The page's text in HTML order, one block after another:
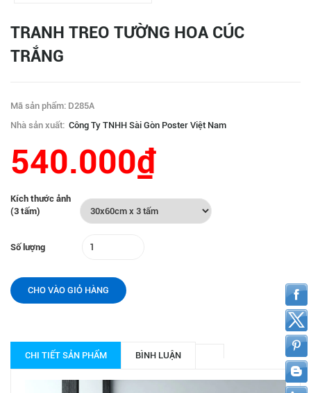
TRANH TREO TƯỜNG HOA CÚC
TRẮNG
Mã sản phẩm: D285A
Nhà sản xuất: Công Ty TNHH Sài Gòn Poster Việt Nam
540.000₫
Kích thước ảnh
(3 tấm)
Số lượng
CHO VÀO GIỎ HÀNG
CHI TIẾT SẢN PHẨM BÌNH LUẬN